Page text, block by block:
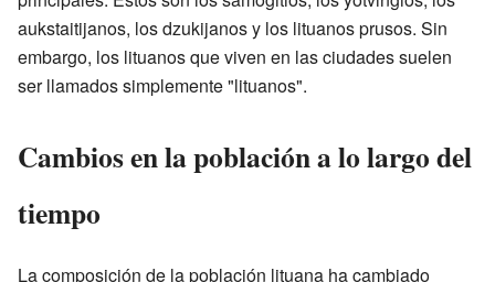
aukstaitijanos, los dzukijanos y los lituanos prusos. Sin
embargo, los lituanos que viven en las ciudades suelen
ser llamados simplemente "lituanos".
Cambios en la población a lo largo del
tiempo
La composición de la población lituana ha cambiado